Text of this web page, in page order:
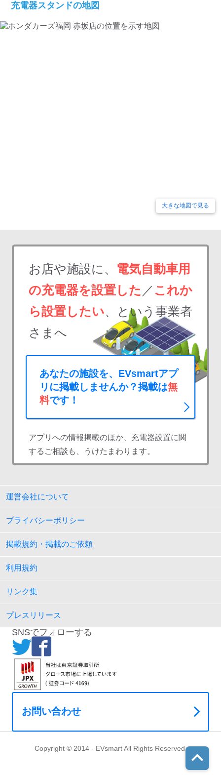
充電器スタンドの地図
大きな地図で見る
お店や施設に、 電気自動車用
の充電器を設置した ／ これか
ら設置したい、という事業者
さまへ
あなたの施設を、EVsmartアプ
リに掲載しませんか？掲載は無
料です！
アプリへの情報掲載のほか、充電器設置に関
するご相談も、うけたまわります。
運営会社について
プライバシーポリシー
掲載規約・掲載のご依頼
利用規約
リンク集
プレスリリース
SNSでフォローする
お問い合わせ
Copyright © 2014 - EVsmart All Rights Reserved.